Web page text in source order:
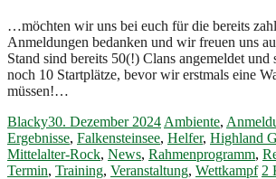
…möchten wir uns bei euch für die bereits
Anmeldungen bedanken und wir freuen uns
Stand sind bereits 50(!) Clans angemeldet und
noch 10 Startplätze, bevor wir erstmals eine
müssen!…
Blacky30. Dezember 2024 Ambiente,
Ergebnisse, Falkensteinsee, Helfer, Highland
Mittelalter-Rock, News, Rahmenprogramm,
Termin, Training, Veranstaltung, Wettkampf 2